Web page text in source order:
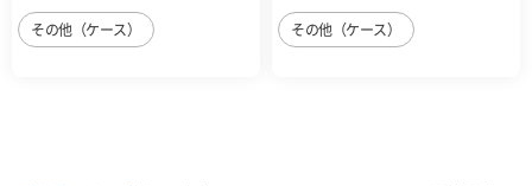
その他（ケース） その他（ケース）